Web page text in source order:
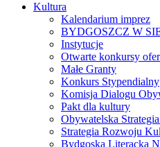
Kultura
Kalendarium imprez
BYDGOSZCZ W
Instytucje
Otwarte konkursy
Małe Granty
Konkurs Stypendialny
Komisja Dialogu
Pakt dla kultury
Obywatelska
Strategia Rozwoju
Bydgoska Literacka